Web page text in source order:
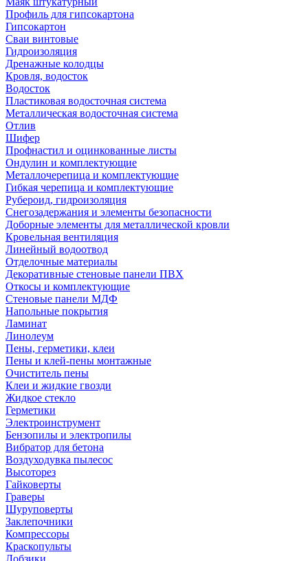
Профиль для гипсокартона
Гипсокартон
Сваи винтовые
Гидроизоляция
Дренажные колодцы
Кровля, водосток
Водосток
Пластиковая водосточная система
Металлическая водосточная система
Отлив
Шифер
Профнастил и оцинкованные листы
Ондулин и комплектующие
Металлочерепица и комплектующие
Гибкая черепица и комплектующие
Рубероид, гидроизоляция
Снегозадержания и элементы безопасности
Доборные элементы для металлической кровли
Кровельная вентиляция
Линейный водоотвод
Отделочные материалы
Декоративные стеновые панели ПВХ
Откосы и комплектующие
Стеновые панели МДФ
Напольные покрытия
Ламинат
Линолеум
Пены, герметики, клеи
Пены и клей-пены монтажные
Очиститель пены
Клеи и жидкие гвозди
Жидкое стекло
Герметики
Электроинструмент
Бензопилы и электропилы
Вибратор для бетона
Воздуходувка пылесос
Высоторез
Гайковерты
Граверы
Шуруповерты
Заклепочники
Компрессоры
Краскопульты
Лобзики